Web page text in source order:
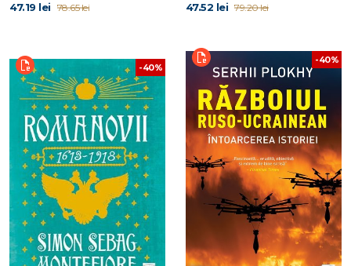
47.19 lei 78.65 lei 47.52 lei 79.20 lei
-40%
-40%